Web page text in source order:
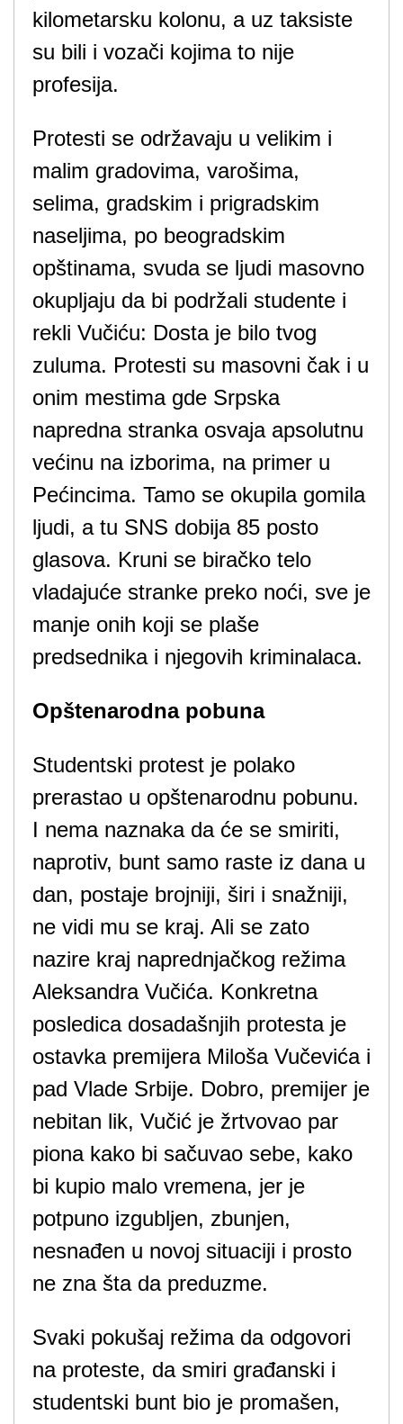
kilometarsku kolonu, a uz taksiste
su bili i vozači kojima to nije
profesija.
Protesti se održavaju u velikim i
malim gradovima, varošima,
selima, gradskim i prigradskim
naseljima, po beogradskim
opštinama, svuda se ljudi masovno
okupljaju da bi podržali studente i
rekli Vučiću: Dosta je bilo tvog
zuluma. Protesti su masovni čak i u
onim mestima gde Srpska
napredna stranka osvaja apsolutnu
većinu na izborima, na primer u
Pećincima. Tamo se okupila gomila
ljudi, a tu SNS dobija 85 posto
glasova. Kruni se biračko telo
vladajuće stranke preko noći, sve je
manje onih koji se plaše
predsednika i njegovih kriminalaca.
Opštenarodna pobuna
Studentski protest je polako
prerastao u opštenarodnu pobunu.
I nema naznaka da će se smiriti,
naprotiv, bunt samo raste iz dana u
dan, postaje brojniji, širi i snažniji,
ne vidi mu se kraj. Ali se zato
nazire kraj naprednjačkog režima
Aleksandra Vučića. Konkretna
posledica dosadašnjih protesta je
ostavka premijera Miloša Vučevića i
pad Vlade Srbije. Dobro, premijer je
nebitan lik, Vučić je žrtvovao par
piona kako bi sačuvao sebe, kako
bi kupio malo vremena, jer je
potpuno izgubljen, zbunjen,
nesnađen u novoj situaciji i prosto
ne zna šta da preduzme.
Svaki pokušaj režima da odgovori
na proteste, da smiri građanski i
studentski bunt bio je promašen,